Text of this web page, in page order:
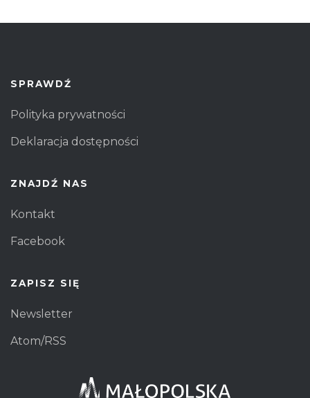
SPRAWDŹ
Polityka prywatności
Deklaracja dostępności
ZNAJDŹ NAS
Kontakt
Facebook
ZAPISZ SIĘ
Newsletter
Atom/RSS